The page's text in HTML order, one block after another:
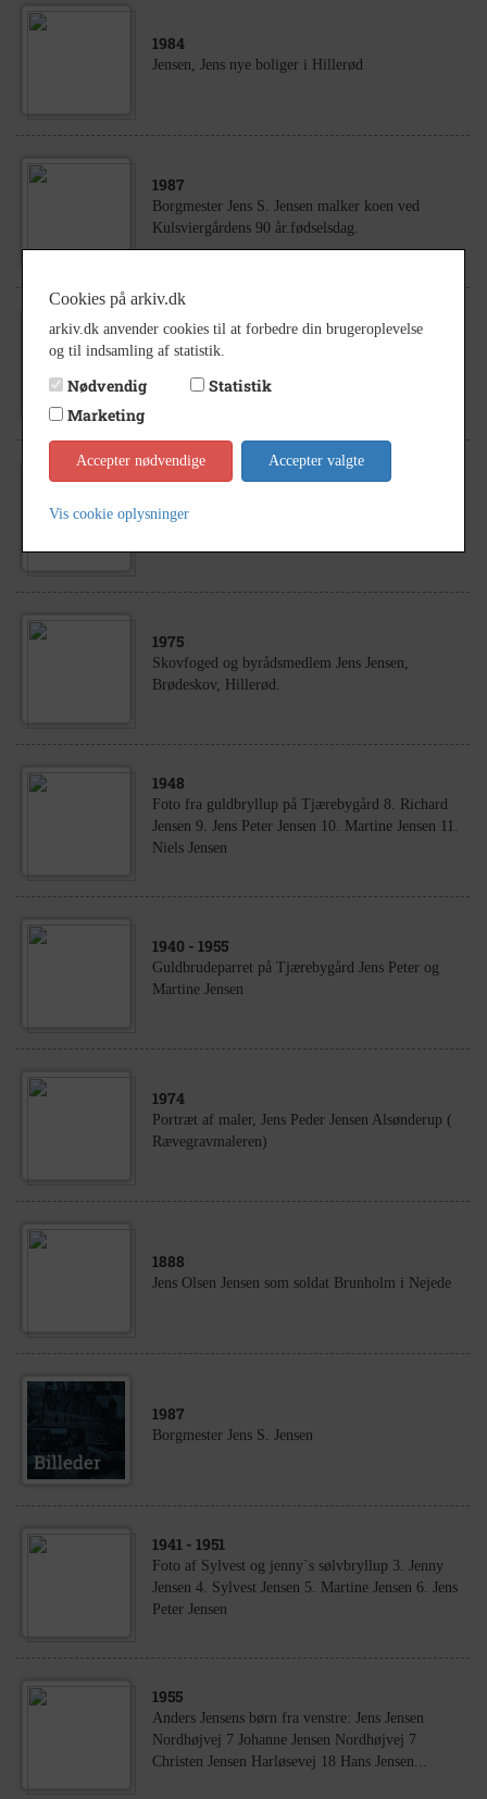
1984
Jensen, Jens nye boliger i Hillerød
1987
Borgmester Jens S. Jensen malker koen ved
Kulsviergårdens 90 år.fødselsdag.
1930
1883
Jens Olsen Jensen Brunholm som soldat han blev
1975
Skovfoged og byrådsmedlem Jens Jensen,
Brødeskov, Hillerød.
1948
Foto fra guldbryllup på Tjærebygård 8. Richard
Jensen 9. Jens Peter Jensen 10. Martine Jensen 11.
Niels Jensen
1940 - 1955
Guldbrudeparret på Tjærebygård Jens Peter og
Martine Jensen
1974
Portræt af maler, Jens Peder Jensen Alsønderup (
Rævegravmaleren)
1888
Jens Olsen Jensen som soldat Brunholm i Nejede
1987
Borgmester Jens S. Jensen
1941 - 1951
Foto af Sylvest og jenny`s sølvbryllup 3. Jenny
Jensen 4. Sylvest Jensen 5. Martine Jensen 6. Jens
Peter Jensen
1955
Anders Jensens børn fra venstre: Jens Jensen
Nordhøjvej 7 Johanne Jensen Nordhøjvej 7
Christen Jensen Harløsevej 18 Hans Jensen...
Cookies på arkiv.dk
arkiv.dk anvender cookies til at forbedre din brugeroplevelse
og til indsamling af statistik.
Nødvendig
Statistik
Marketing
Accepter nødvendige Accepter valgte
Vis cookie oplysninger